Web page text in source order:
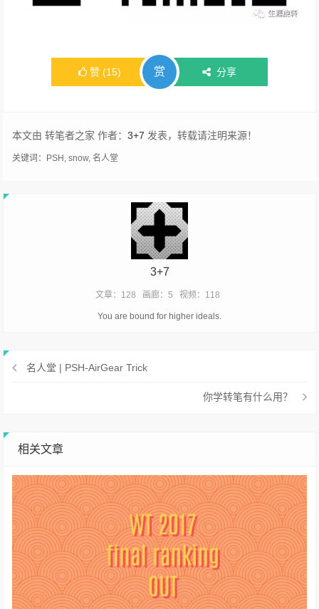
赞 (15) 赏 分享
本文由 转笔者之家 作者：3+7 发表，转载请注明来源！
关键词： PSH ,snow,名人堂
3+7
文章：128 画廊：5 视频：118
You are bound for higher ideals.
名人堂 | PSH-AirGear Trick
你学转笔有什么用？
相关文章